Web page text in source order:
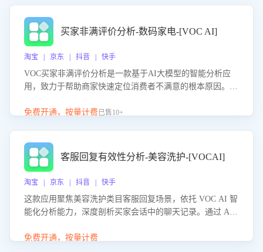
能力，阻断差评扩散，维护品牌声誉，实现客户满意度的持
续提升。
买家非满评价分析-数码家电-[VOC AI]
淘宝 | 京东 | 抖音 | 快手
VOC买家非满评价分析是一款基于AI大模型的智能分析应
用，致力于帮助商家快速定位消费者不满意的根本原因。该
客服原因或其它部门原因，明确责任归属，提供可落地的改
改，有效提升客户满意度和店铺整体服务质量。
免费开通，按量计费已售10+
客服回复有效性分析-美容洗护-[VOCAI]
淘宝 | 京东 | 抖音 | 快手
这款应用聚焦美容洗护类目客服回复场景，依托 VOC AI 智
能化分析能力，深度剖析买家会话中的聊天记录。通过 AI
答的有效性与完整性，输出针对性改进策略，助力商家快速
免费开通，按量计费